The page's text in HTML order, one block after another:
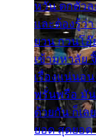
หวั่น ตกตัวล
และต้องรู้ว่า
ยวน กวนโอ๊
เข้ามหาลัย
เรื่องแน่นอ
พรั่นพรือ มัน
ด้วยกัน ก็เล
ยอด สุดยอ